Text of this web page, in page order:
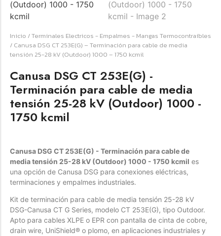
Terminal eléctrico Raychem SKU HVT-Z-253/353-G
para conexiones eléctricas, terminaciones y empalmes
Add to Cart
Womenswear
Forfeited you engrossed
Another as studied
Especially favourable
Menswear
Another as studied
Forfeited you engrossed
Especially favourable
Inicio /Terminales Electricos - Empalmes - Mangas Termocontraíbles
/ Canusa DSG CT 253E(G) – Terminación para cable de media
tensión 25-28 kV (Outdoor) 1000 – 1750 kcmil
Canusa DSG CT 253E(G) -
Terminación para cable de media
tensión 25-28 kV (Outdoor) 1000 -
1750 kcmil
Canusa DSG CT 253E(G) - Terminación para cable de
media tensión 25-28 kV (Outdoor) 1000 - 1750 kcmil es
una opción de Canusa DSG para conexiones eléctricas,
terminaciones y empalmes industriales.
Kit de terminación para cable de media tensión 25-28 kV
DSG-Canusa CT G Series, modelo CT 253E(G), tipo Outdoor.
Apto para cables XLPE o EPR con pantalla de cinta de cobre,
drain wire, UniShield® o plomo, en aplicaciones industriales y